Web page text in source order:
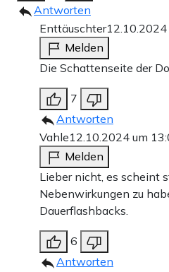
Antworten
Enttäuschter
Melden
Die Schattenseite der
7
Antworten
Vahle12.10.2024 um
Melden
Lieber nicht, es scheint
Nebenwirkungen zu
Dauerflashbacks.
6
Antworten